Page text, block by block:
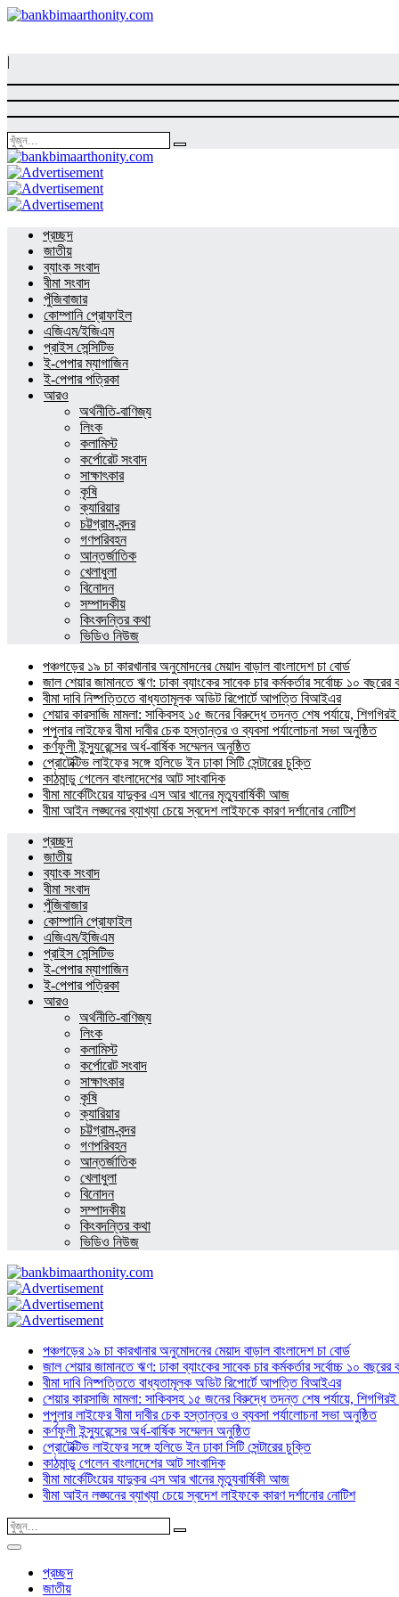
|
প্রচ্ছদ
জাতীয়
ব্যাংক সংবাদ
বীমা সংবাদ
পুঁজিবাজার
কোম্পানি প্রোফাইল
এজিএম/ইজিএম
প্রাইস সেন্সিটিভ
ই-পেপার ম্যাগাজিন
ই-পেপার পত্রিকা
আরও
অর্থনীতি-বাণিজ্য
লিংক
কলামিস্ট
কর্পোরেট সংবাদ
সাক্ষাৎকার
কৃষি
ক্যারিয়ার
চট্টগ্রাম-বন্দর
গণপরিবহন
আন্তর্জাতিক
খেলাধুলা
বিনোদন
সম্পাদকীয়
কিংবদন্তির কথা
ভিডিও নিউজ
পঞ্চগড়ের ১৯ চা কারখানার অনুমোদনের মেয়াদ বাড়াল বাংলাদেশ চা বোর্ড
জাল শেয়ার জামানতে ঋণ: ঢাকা ব্যাংকের সাবেক চার কর্মকর্তার সর্বোচ্চ ১০ বছরের
বীমা দাবি নিষ্পত্তিতে বাধ্যতামূলক অডিট রিপোর্টে আপত্তি বিআইএর
শেয়ার কারসাজি মামলা: সাকিবসহ ১৫ জনের বিরুদ্ধে তদন্ত শেষ পর্যায়ে, শিগগিরই
পপুলার লাইফের বীমা দাবীর চেক হস্তান্তর ও ব্যবসা পর্যালোচনা সভা অনুষ্ঠিত
কর্ণফুলী ইন্স্যুরেন্সের অর্ধ-বার্ষিক সম্মেলন অনুষ্ঠিত
প্রোটেক্টিভ লাইফের সঙ্গে হলিডে ইন ঢাকা সিটি সেন্টারের চুক্তি
কাঠমান্ডু গেলেন বাংলাদেশের আট সাংবাদিক
বীমা মার্কেটিংয়ের যাদুকর এস আর খানের মৃত্যুবার্ষিকী আজ
বীমা আইন লঙ্ঘনের ব্যাখ্যা চেয়ে স্বদেশ লাইফকে কারণ দর্শানোর নোটিশ
প্রচ্ছদ
জাতীয়
ব্যাংক সংবাদ
বীমা সংবাদ
পুঁজিবাজার
কোম্পানি প্রোফাইল
এজিএম/ইজিএম
প্রাইস সেন্সিটিভ
ই-পেপার ম্যাগাজিন
ই-পেপার পত্রিকা
আরও
অর্থনীতি-বাণিজ্য
লিংক
কলামিস্ট
কর্পোরেট সংবাদ
সাক্ষাৎকার
কৃষি
ক্যারিয়ার
চট্টগ্রাম-বন্দর
গণপরিবহন
আন্তর্জাতিক
খেলাধুলা
বিনোদন
সম্পাদকীয়
কিংবদন্তির কথা
ভিডিও নিউজ
পঞ্চগড়ের ১৯ চা কারখানার অনুমোদনের মেয়াদ বাড়াল বাংলাদেশ চা বোর্ড
জাল শেয়ার জামানতে ঋণ: ঢাকা ব্যাংকের সাবেক চার কর্মকর্তার সর্বোচ্চ ১০ বছরের
বীমা দাবি নিষ্পত্তিতে বাধ্যতামূলক অডিট রিপোর্টে আপত্তি বিআইএর
শেয়ার কারসাজি মামলা: সাকিবসহ ১৫ জনের বিরুদ্ধে তদন্ত শেষ পর্যায়ে, শিগগিরই
পপুলার লাইফের বীমা দাবীর চেক হস্তান্তর ও ব্যবসা পর্যালোচনা সভা অনুষ্ঠিত
কর্ণফুলী ইন্স্যুরেন্সের অর্ধ-বার্ষিক সম্মেলন অনুষ্ঠিত
প্রোটেক্টিভ লাইফের সঙ্গে হলিডে ইন ঢাকা সিটি সেন্টারের চুক্তি
কাঠমান্ডু গেলেন বাংলাদেশের আট সাংবাদিক
বীমা মার্কেটিংয়ের যাদুকর এস আর খানের মৃত্যুবার্ষিকী আজ
বীমা আইন লঙ্ঘনের ব্যাখ্যা চেয়ে স্বদেশ লাইফকে কারণ দর্শানোর নোটিশ
প্রচ্ছদ
জাতীয়